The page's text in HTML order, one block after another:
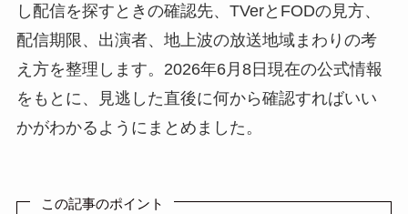
し配信を探すときの確認先、TVerとFODの見方、
配信期限、出演者、地上波の放送地域まわりの考
え方を整理します。2026年6月8日現在の公式情報
をもとに、見逃した直後に何から確認すればいい
かがわかるようにまとめました。
この記事のポイント